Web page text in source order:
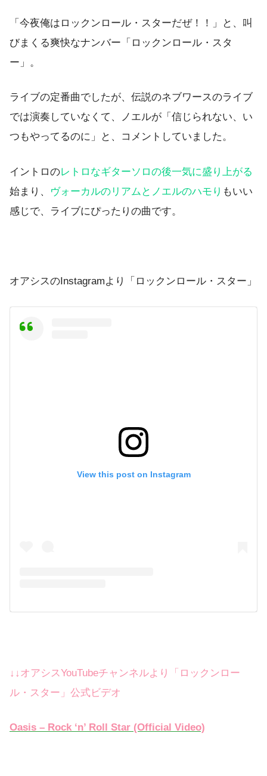
「今夜俺はロックンロール・スターだぜ！！」と、叫
びまくる爽快なナンバー「ロックンロール・スタ
ー」。
ライブの定番曲でしたが、伝説のネブワースのライブ
では演奏していなくて、ノエルが「信じられない、い
つもやってるのに」と、コメントしていました。
イントロのレトロなギターソロの後一気に盛り上がる
始まり、
ヴォーカルのリアムとノエルのハモり もいい
感じで、ライブにぴったりの曲です。
オアシスのInstagramより「ロックンロール・スター」
View this post on Instagram
↓↓オアシスYouTubeチャンネルより「ロックンロー
ル・スター」公式ビデオ
Oasis – Rock ‘n’ Roll Star (Official Video)